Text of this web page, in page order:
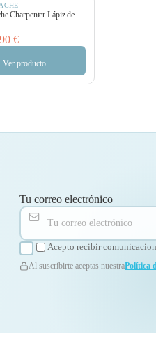
Charpenter Lápiz de
€
Ver producto
Tu correo electrónico
Acepto recibir
Al suscribirte aceptas nuestraPolítica